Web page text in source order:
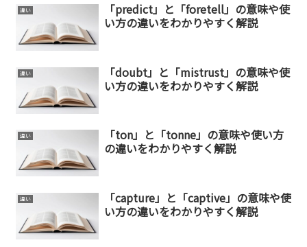
違い
「predict」と「foretell」の意味や使
い方の違いをわかりやすく解説
違い
「doubt」と「mistrust」の意味や使
い方の違いをわかりやすく解説
違い
「ton」と「tonne」の意味や使い方
の違いをわかりやすく解説
違い
「capture」と「captive」の意味や使
い方の違いをわかりやすく解説